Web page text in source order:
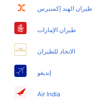
طيران الهند إكسبرس
طيران الإمارات
الاتحاد للطيران
إنديغو
Air India